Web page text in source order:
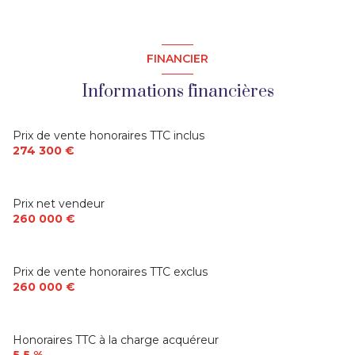
de Martel spécialiste des bâtisses anciennes en pierre, de
caractère, sur le Lot, la Corrèze et la Dordogne, vous
propose cette maison à vendre.
FINANCIER
Informations financières
Prix de vente honoraires TTC inclus
274 300 €
Prix net vendeur
260 000 €
Prix de vente honoraires TTC exclus
260 000 €
Honoraires TTC à la charge acquéreur